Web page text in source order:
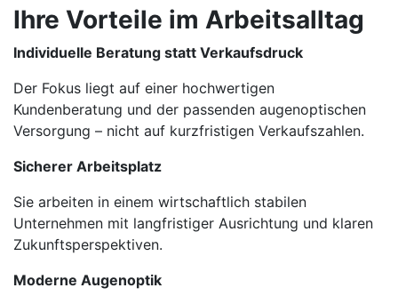
Ihre Vorteile im Arbeitsalltag
Individuelle Beratung statt Verkaufsdruck
Der Fokus liegt auf einer hochwertigen
Kundenberatung und der passenden augenoptischen
Versorgung – nicht auf kurzfristigen Verkaufszahlen.
Sicherer Arbeitsplatz
Sie arbeiten in einem wirtschaftlich stabilen
Unternehmen mit langfristiger Ausrichtung und klaren
Zukunftsperspektiven.
Moderne Augenoptik